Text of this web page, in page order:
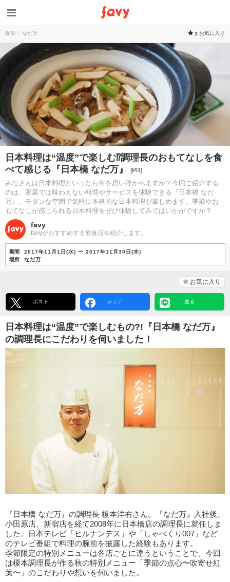
提供： なだ万 1 お気に入り
日本料理は“温度”で楽しむ⁉︎調理長のおもてなしを食
べて感じる『日本橋 なだ万』
[PR]
みなさんは日本料理といったら何を思い浮かべますか？今回ご紹介する
のは、家庭では味わえない料理やサービスを体験できる『日本橋 なだ
万』。モダンな空間で気軽に本格的な日本料理が楽しめます。季節やお
もてなしが感じられる日本料理をぜひ体験してみてはいかがですか？
favy
favyがおすすめする飲食店を紹介します。
期間
2017年11月1日(水) 〜 2017年11月30日(木)
場所
なだ万
お気に入り
ポスト シェア 送る
日本料理は“温度”で楽しむもの?!『日本橋 なだ万』
の調理長にこだわりを伺いました！
『日本橋 なだ万』の調理長 榎本洋右さん。『なだ万』入社後、
小田原店、新宿店を経て2008年に日本橋店の調理長に就任しま
した。日本テレビ「ヒルナンデス」や「しゃべくり007」など
のテレビ番組で料理の腕前を披露した経験もあります。
季節限定の特別メニューは各店ごとに違うということで、今回
は榎本調理長が作る秋の特別メニュー「季節の点心〜吹寄せ紅
葉〜」のこだわりや想いを伺いました。